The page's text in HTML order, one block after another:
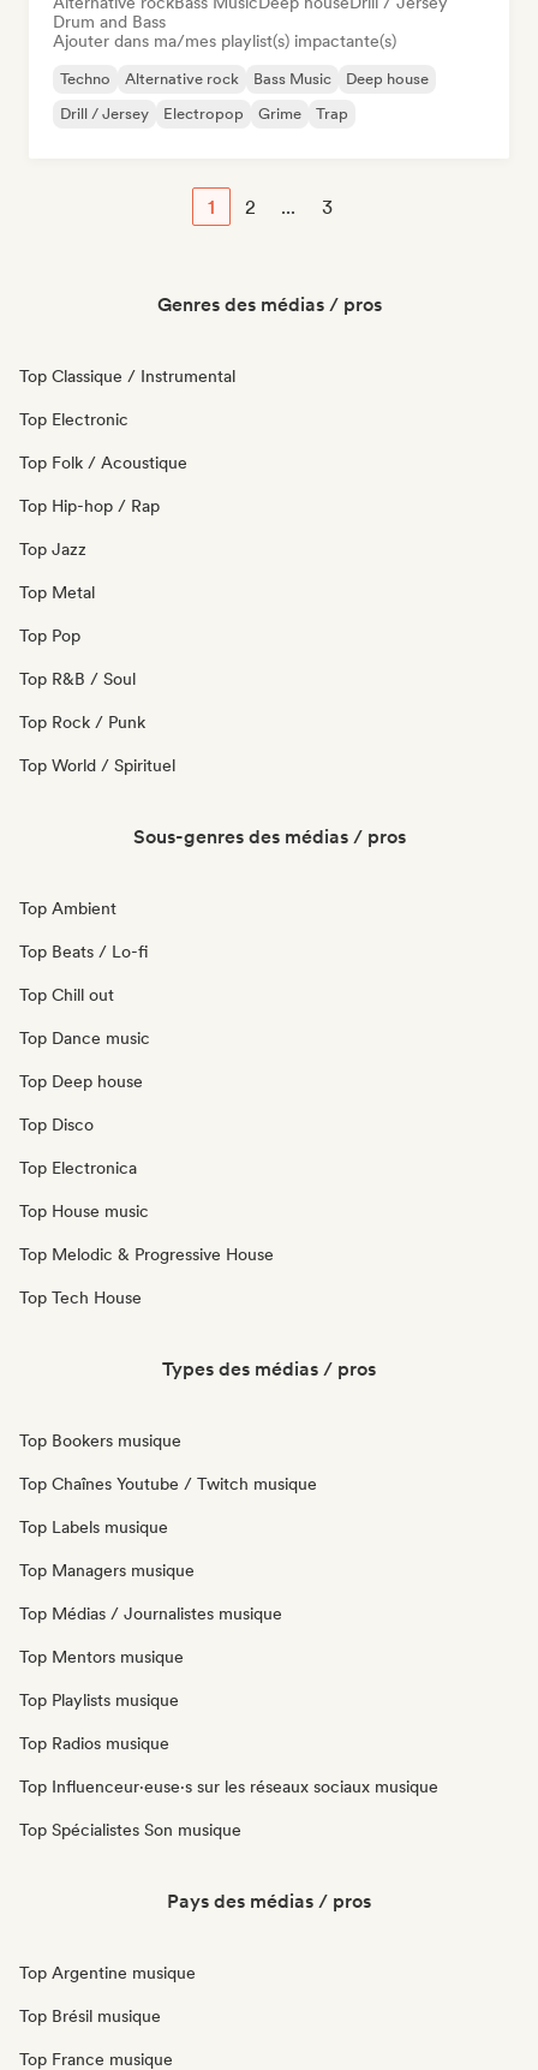
Drum and Bass
Ajouter dans ma/mes playlist(s) impactante(s)
Techno Alternative rock Bass Music
Deep house
Drill / Jersey
Electropop Grime Trap
1 2 ... 3
Genres des médias / pros
Top Classique / Instrumental
Top Electronic
Top Folk / Acoustique
Top Hip-hop / Rap
Top Jazz
Top Metal
Top Pop
Top R&B / Soul
Top Rock / Punk
Top World / Spirituel
Sous-genres des médias / pros
Top Ambient
Top Beats / Lo-fi
Top Chill out
Top Dance music
Top Deep house
Top Disco
Top Electronica
Top House music
Top Melodic & Progressive House
Top Tech House
Types des médias / pros
Top Bookers musique
Top Chaînes Youtube / Twitch musique
Top Labels musique
Top Managers musique
Top Médias / Journalistes musique
Top Mentors musique
Top Playlists musique
Top Radios musique
Top Influenceur·euse·s sur les réseaux sociaux musique
Top Spécialistes Son musique
Pays des médias / pros
Top Argentine musique
Top Brésil musique
Top France musique